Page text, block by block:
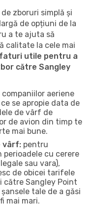
zboruri simplă și
de opțiuni de la
a te ajuta să
calitate la cele mai
utile pentru a
către Sangley
aeriene
se apropie data de
de vârf de
de avion din timp te
mai bune.
vârf: pentru
cu cerere
sau vara),
de obicei tarifele
către Sangley Point
tale de a găsi
mai mari.